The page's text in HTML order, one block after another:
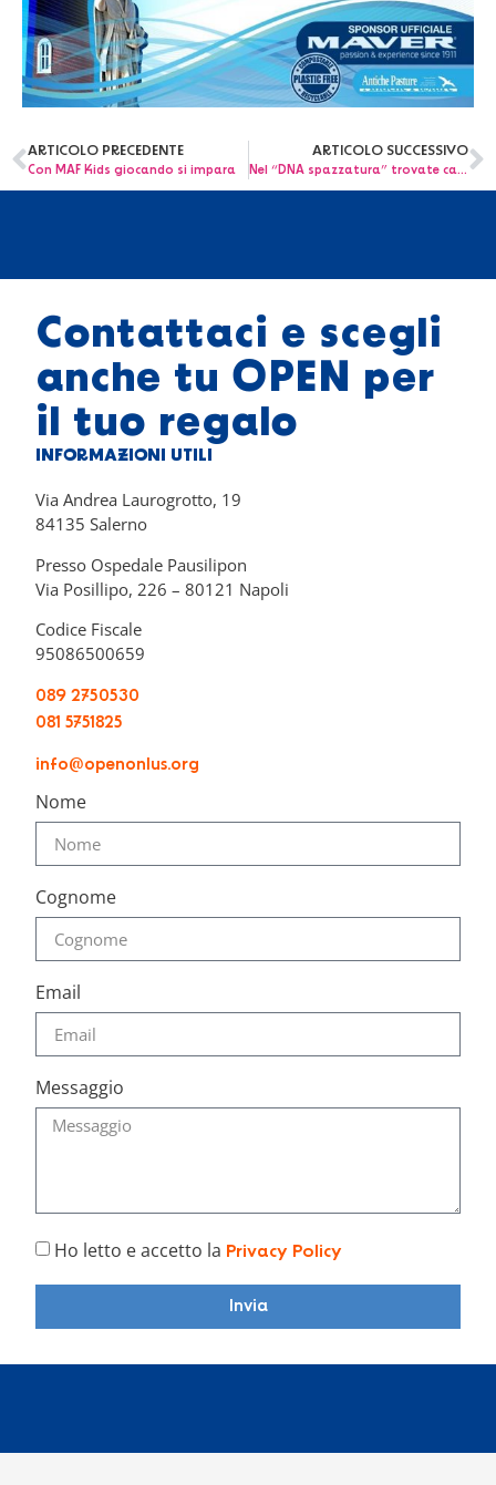
ARTICOLO PRECEDENTE
Con MAF Kids giocando si impara
ARTICOLO SUCCESSIVO
Nel “DNA spazzatura” trovate cause del Neuroblastoma
Contattaci e scegli
anche tu OPEN per
il tuo regalo
INFORMAZIONI UTILI
Via Andrea Laurogrotto, 19
84135 Salerno
Presso Ospedale Pausilipon
Via Posillipo, 226 – 80121 Napoli
Codice Fiscale
95086500659
089 2750530
081 5751825
info@openonlus.org
Nome
Cognome
Email
Messaggio
Ho letto e accetto la Privacy Policy
Invia